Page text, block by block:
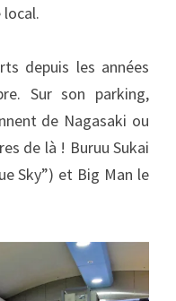
depuis les années
Sur son parking,
de Nagasaki ou
de là ! Buruu Sukai
Sky”) et Big Man le